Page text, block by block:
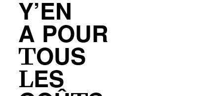
Y’EN
A POUR
TOUS
LES